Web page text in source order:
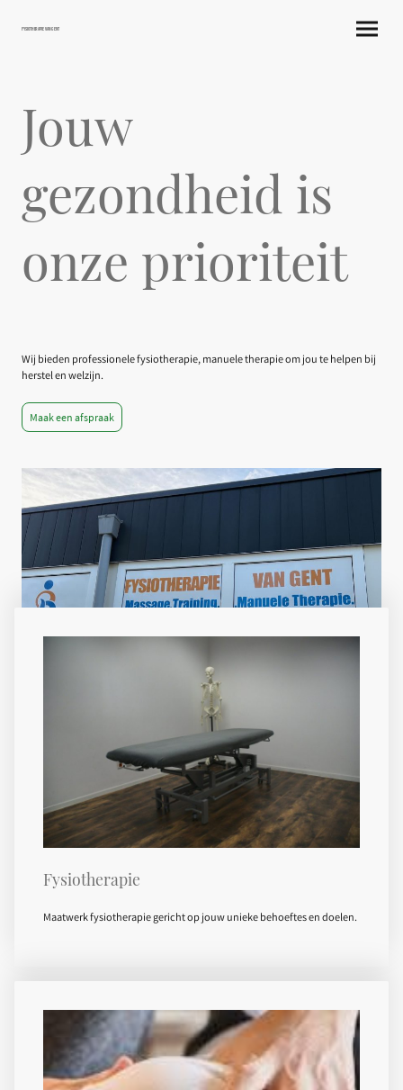
Fysiotherapie van Gent
Jouw
gezondheid is
onze prioriteit
Wij bieden professionele fysiotherapie, manuele therapie om jou te helpen bij
herstel en welzijn.
Maak een afspraak
Fysiotherapie
Maatwerk fysiotherapie gericht op jouw unieke behoeftes en doelen.